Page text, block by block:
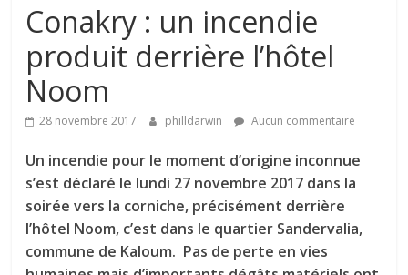
Conakry : un incendie
produit derrière l’hôtel
Noom
28 novembre 2017 philldarwin Aucun commentaire
Un incendie pour le moment d’origine inconnue
s’est déclaré le lundi 27 novembre 2017 dans la
soirée vers la corniche, précisément derrière
l’hôtel Noom, c’est dans le quartier Sandervalia,
commune de Kaloum. Pas de perte en vies